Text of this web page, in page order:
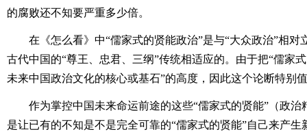
的腐败还不知要严重多少倍。
在《怎么看》中“儒家式的贤能政治”是与“大众政治”相
古代中国的“尊王、忠君、三纲”传统相适应的。由于把“儒家
未来中国政治文化的核心或基石”的高度，因此这个论断特别
作为掌控中国未来命运前途的这些“儒家式的贤能”（政
是让已有的不知是不是完全可靠的“儒家式的贤能”自己来产生